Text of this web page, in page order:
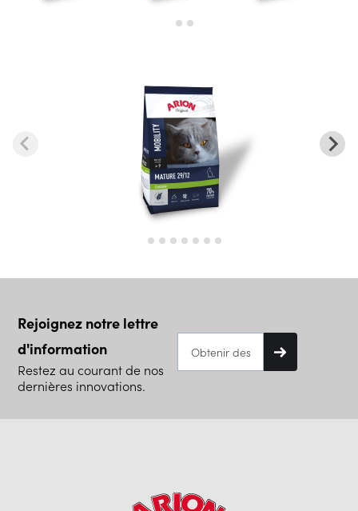
Rejoignez notre lettre
d'information
Restez au courant de nos
dernières innovations.